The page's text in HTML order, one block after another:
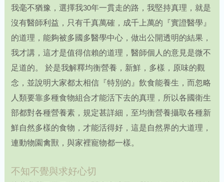
我毫不猶豫，選擇我30年一貫走的路，我堅持真理，就是
沒有醫師利益，只有千真萬確，成千上萬的『實證醫學』
的道理，能夠被多國多醫學中心，做出公開透明的結果，
我才講，這才是值得信賴的道理，醫師個人的意見是微不
足道的。 於是我解釋均衡營養，新鮮，多樣，原味的觀
念，並說明大家都太相信『特別的』飲食能養生，而忽略
人類要靠多種食物組合才能活下去的真理，所以各國衛生
部都對各種營養素，規定甚詳細，至均衡營養攝取各種新
鮮自然多樣的食物，才能活得好，這是自然界的大道理，
連動物園禽獸，與家裡寵物都一樣。
不知不覺與求好心切